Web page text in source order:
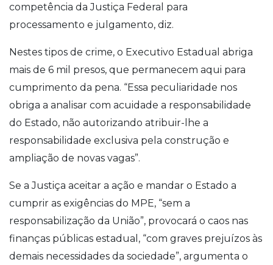
competência da Justiça Federal para
processamento e julgamento, diz.
Nestes tipos de crime, o Executivo Estadual abriga
mais de 6 mil presos, que permanecem aqui para
cumprimento da pena. “Essa peculiaridade nos
obriga a analisar com acuidade a responsabilidade
do Estado, não autorizando atribuir-lhe a
responsabilidade exclusiva pela construção e
ampliação de novas vagas”.
Se a Justiça aceitar a ação e mandar o Estado a
cumprir as exigências do MPE, “sem a
responsabilização da União”, provocará o caos nas
finanças públicas estadual, “com graves prejuízos às
demais necessidades da sociedade”, argumenta o